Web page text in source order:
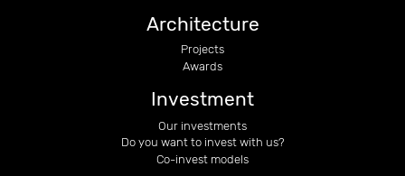
Architecture
Projects
Awards
Investment
Our investments
Do you want to invest with us?
Co-invest models